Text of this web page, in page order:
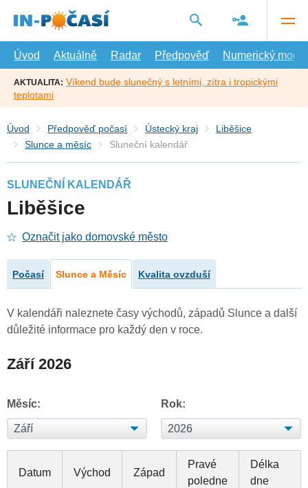
hlavní
Úvod
Aktuálně Radar Předpověď Numerický model
AKTUALITA: Víkend bude slunečný s letními, zítra i tropickými
teplotami
Úvod Předpověď počasí Ústecký kraj
Liběšice
Slunce a měsíc
Sluneční kalendář
SLUNEČNÍ KALENDÁŘ
Liběšice
Označit jako domovské město
Počasí Slunce a Měsíc Kvalita ovzduší
V kalendáři naleznete časy východů, západů Slunce a další
důležité informace pro každý den v roce.
Září 2026
Měsíc: Rok:
Datum Východ Západ
Pravé
poledne
Délka
dne